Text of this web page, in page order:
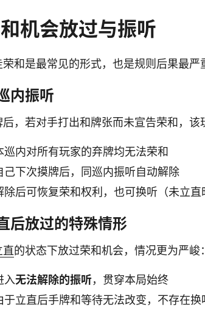
机会放过与振听
荣和是最常见的形式，也是规则后果最严
内振听
后，若对手打出和牌张而未宣告荣和，该
巡内对所有玩家的弃牌均无法荣和
己下次摸牌后，同巡内振听自动解除
除后可恢复荣和权利，也可换听（未立直
后放过的特殊情形
直的状态下放过荣和机会，情况更为严峻：
入无法解除的振听，贯穿本局始终
于立直后手牌和等待无法改变，不存在换